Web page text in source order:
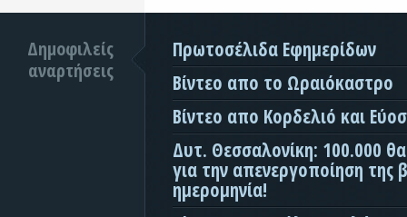
Δημοφιλείς
αναρτήσεις
Πρωτοσέλιδα Εφημερίδων
Βίντεο απο το Ωραιόκαστρο
Βίντεο απο Κορδελιό και
Δυτ. Θεσσαλονίκη: 100.000
για την απενεργοποίηση της
ημερομηνία!